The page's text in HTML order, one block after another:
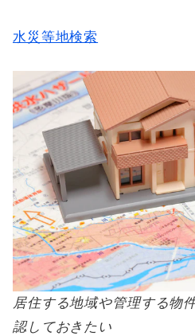
水災等地検索
居住する地域や管理する物
認しておきたい